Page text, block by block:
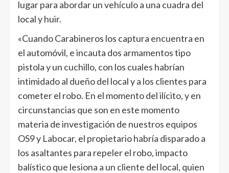
lugar para abordar un vehículo a una cuadra del
local y huir.
«Cuando Carabineros los captura encuentra en
el automóvil, e incauta dos armamentos tipo
pistola y un cuchillo, con los cuales habrían
intimidado al dueño del local y a los clientes para
cometer el robo. En el momento del ilícito, y en
circunstancias que son en este momento
materia de investigación de nuestros equipos
OS9 y Labocar, el propietario habría disparado a
los asaltantes para repeler el robo, impacto
balístico que lesiona a un cliente del local, quien